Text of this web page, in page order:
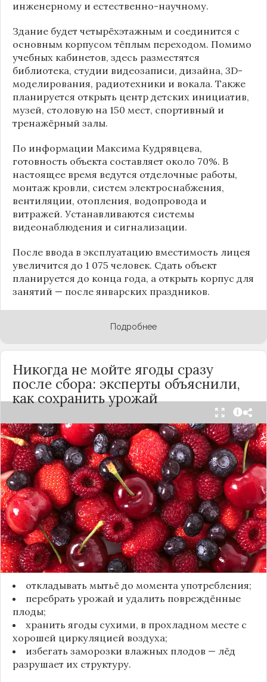
инженерному и естественно-научному.
Здание будет четырёхэтажным и соединится с
основным корпусом тёплым переходом. Помимо
учебных кабинетов, здесь разместятся
библиотека, студии видеозаписи, дизайна, 3D-
моделирования, радиотехники и вокала. Также
планируется открыть центр детских инициатив,
музей, столовую на 150 мест, спортивный и
тренажёрный залы.
По информации Максима Кудрявцева,
готовность объекта составляет около 70%. В
настоящее время ведутся отделочные работы,
монтаж кровли, систем электроснабжения,
вентиляции, отопления, водопровода и
витражей. Устанавливаются системы
видеонаблюдения и сигнализации.
После ввода в эксплуатацию вместимость лицея
увеличится до 1 075 человек. Сдать объект
планируется до конца года, а открыть корпус для
занятий — после январских праздников.
Подробнее
Никогда не мойте ягоды сразу
после сбора: эксперты объяснили,
как сохранить урожай
Мытьё ягод сразу после сбора может обернуться
полной потерей урожая. Как отмечает канал
«Сделай сам», на поверхности плодов есть
естественный восковой налёт, который играет
роль природного барьера. Он защищает ягоды
от пересыхания, бактерий и плесени. При
смывании этого слоя плоды быстро начинают
темнеть, покрываться налётом и терять вкус.
Чтобы ягоды сохранили свежесть, специалисты
рекомендуют:
откладывать мытьё до момента употребления;
перебрать урожай и удалить повреждённые
плоды;
хранить ягоды сухими, в прохладном месте с
хорошей циркуляцией воздуха;
избегать заморозки влажных плодов — лёд
разрушает их структуру.